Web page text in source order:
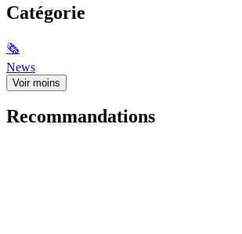
Catégorie
🗞
News
Voir moins
Recommandations